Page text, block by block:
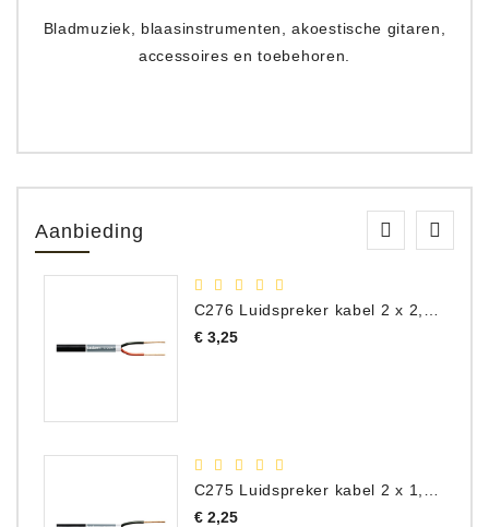
Bladmuziek, blaasinstrumenten, akoestische gitaren,
accessoires en toebehoren.
Aanbieding
C276 Luidspreker kabel 2 x 2,50 mm² (per meter)
€ 3,25Prijs
€ 2,25Prijs